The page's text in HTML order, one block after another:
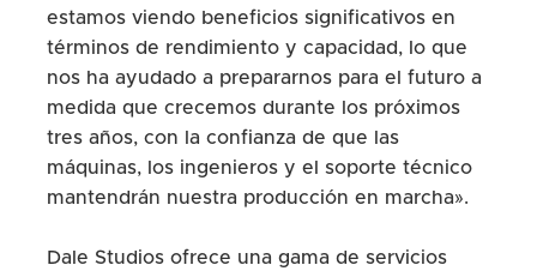
estamos viendo beneficios significativos en
términos de rendimiento y capacidad, lo que
nos ha ayudado a prepararnos para el futuro a
medida que crecemos durante los próximos
tres años, con la confianza de que las
máquinas, los ingenieros y el soporte técnico
mantendrán nuestra producción en marcha».
Dale Studios ofrece una gama de servicios